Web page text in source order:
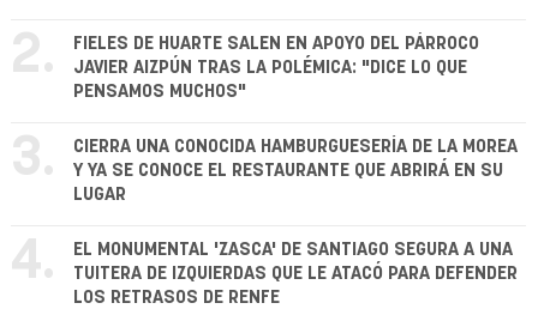
2.
FIELES DE HUARTE SALEN EN APOYO DEL PÁRROCO
JAVIER AIZPÚN TRAS LA POLÉMICA: "DICE LO QUE
PENSAMOS MUCHOS"
3.
CIERRA UNA CONOCIDA HAMBURGUESERÍA DE LA MOREA
Y YA SE CONOCE EL RESTAURANTE QUE ABRIRÁ EN SU
LUGAR
4.
EL MONUMENTAL 'ZASCA' DE SANTIAGO SEGURA A UNA
TUITERA DE IZQUIERDAS QUE LE ATACÓ PARA DEFENDER
LOS RETRASOS DE RENFE